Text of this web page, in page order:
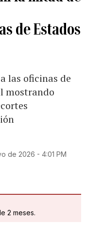
de Estados
las oficinas de
mostrando
de 2026 - 4:01 PM
2 meses.